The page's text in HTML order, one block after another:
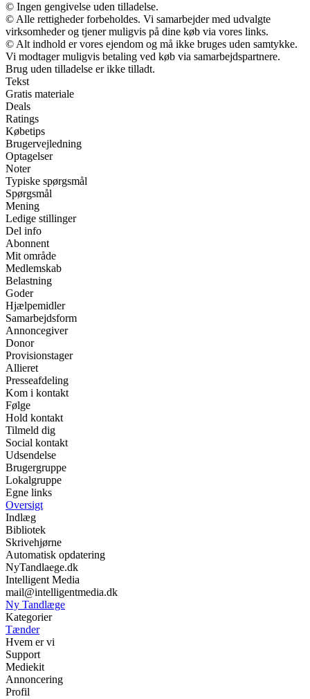
© Ingen gengivelse uden tilladelse.
© Alle rettigheder forbeholdes. Vi samarbejder med udvalgte
virksomheder og tjener muligvis på dine køb via vores links.
© Alt indhold er vores ejendom og må ikke bruges uden samtykke.
Vi modtager muligvis betaling ved køb via samarbejdspartnere.
Brug uden tilladelse er ikke tilladt.
Tekst
Gratis materiale
Deals
Ratings
Købetips
Brugervejledning
Optagelser
Noter
Typiske spørgsmål
Spørgsmål
Mening
Ledige stillinger
Del info
Abonnent
Mit område
Medlemskab
Belastning
Goder
Hjælpemidler
Samarbejdsform
Annoncegiver
Donor
Provisionstager
Allieret
Presseafdeling
Kom i kontakt
Følge
Hold kontakt
Tilmeld dig
Social kontakt
Udsendelse
Brugergruppe
Lokalgruppe
Egne links
Oversigt
Indlæg
Bibliotek
Skrivehjørne
Automatisk opdatering
NyTandlaege.dk
Intelligent Media
mail@intelligentmedia.dk
Ny Tandlæge
Kategorier
Tænder
Hvem er vi
Support
Mediekit
Annoncering
Profil